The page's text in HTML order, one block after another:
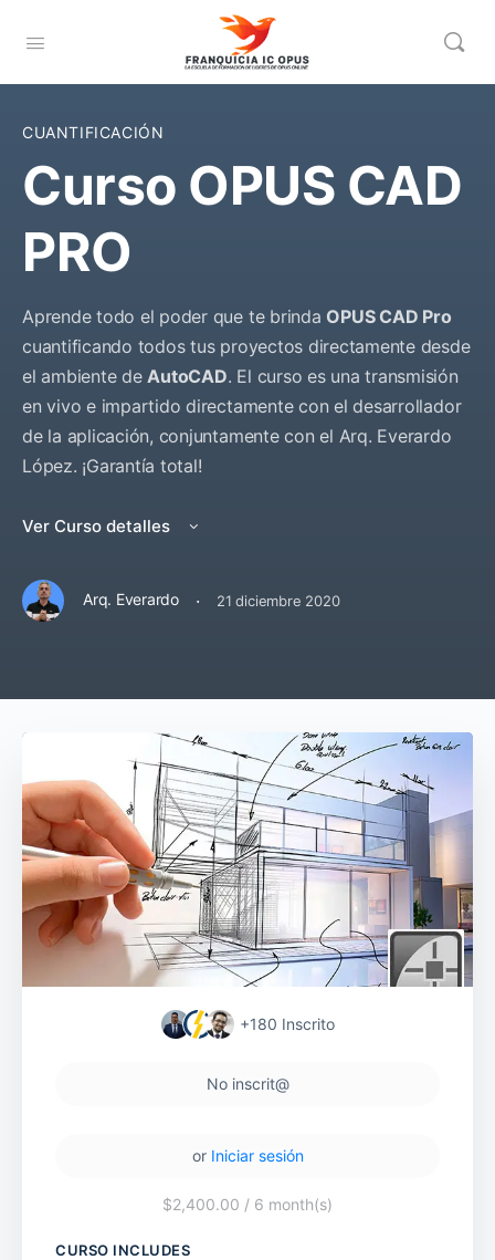
CUANTIFICACIÓN
Curso OPUS CAD
PRO
Aprende todo el poder que te brinda OPUS CAD Pro
cuantificando todos tus proyectos directamente desde
el ambiente deAutoCAD. El curso es una transmisión
en vivo e impartido directamente con el desarrollador
de la aplicación, conjuntamente con el Arq. Everardo
López. ¡Garantía total!
Ver Curso detalles
Arq. Everardo · 21 diciembre 2020
+180 Inscrito
No inscrit@
or Iniciar sesión
$2,400.00 / 6 month(s)
CURSO INCLUDES